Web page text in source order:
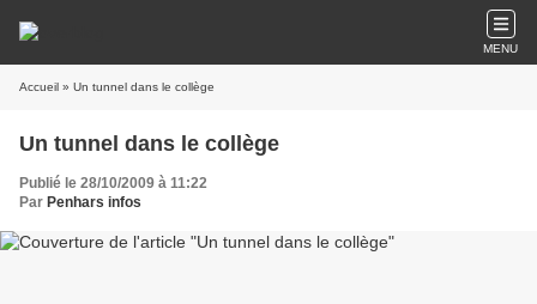
MENU
Accueil » Un tunnel dans le collège
Un tunnel dans le collège
Publié le 28/10/2009 à 11:22
Par Penhars infos